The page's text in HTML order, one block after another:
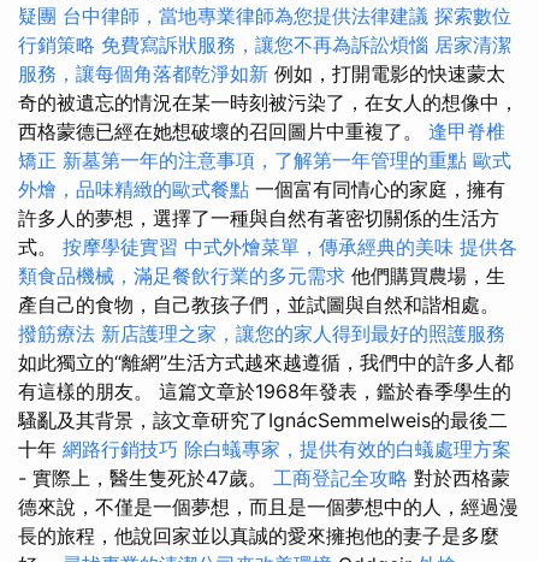
疑團 台中律師，當地專業律師為您提供法律建議 探索數位
行銷策略 免費寫訴狀服務，讓您不再為訴訟煩惱 居家清潔
服務，讓每個角落都乾淨如新 例如，打開電影的快速蒙太
奇的被遺忘的情況在某一時刻被污染了，在女人的想像中，
西格蒙德已經在她想破壞的召回圖片中重複了。 逢甲脊椎
矯正 新墓第一年的注意事項，了解第一年管理的重點 歐式
外燴，品味精緻的歐式餐點 一個富有同情心的家庭，擁有
許多人的夢想，選擇了一種與自然有著密切關係的生活方
式。 按摩學徒實習 中式外燴菜單，傳承經典的美味 提供各
類食品機械，滿足餐飲行業的多元需求 他們購買農場，生
產自己的食物，自己教孩子們，並試圖與自然和諧相處。
撥筋療法 新店護理之家，讓您的家人得到最好的照護服務
如此獨立的“離網”生活方式越來越遵循，我們中的許多人都
有這樣的朋友。 這篇文章於1968年發表，鑑於春季學生的
騷亂及其背景，該文章研究了IgnácSemmelweis的最後二
十年 網路行銷技巧 除白蟻專家，提供有效的白蟻處理方案
- 實際上，醫生隻死於47歲。 工商登記全攻略 對於西格蒙
德來說，不僅是一個夢想，而且是一個夢想中的人，經過漫
長的旅程，他說回家並以真誠的愛來擁抱他的妻子是多麼